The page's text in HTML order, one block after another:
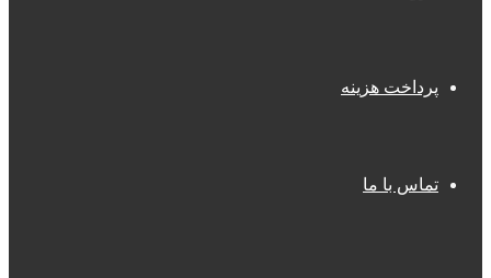
پرداخت هزینه
تماس با ما